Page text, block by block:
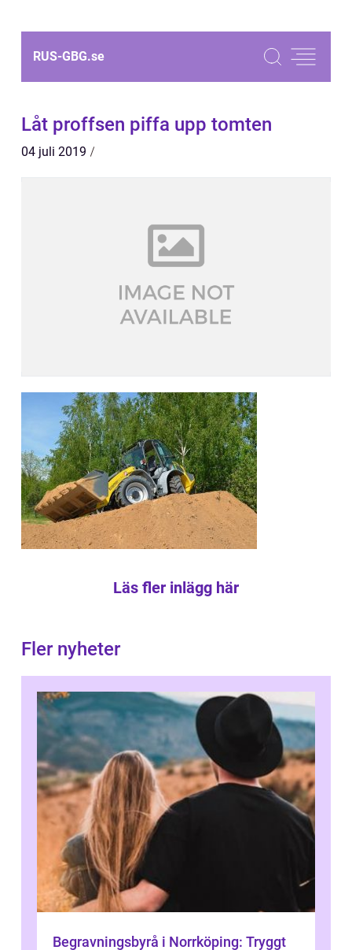
RUS-GBG.se
Låt proffsen piffa upp tomten
04 juli 2019
Läs fler inlägg här
Fler nyheter
Begravningsbyrå i Norrköping: Tryggt